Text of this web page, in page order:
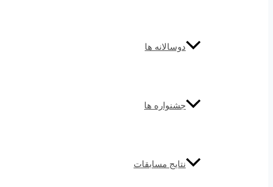
دوسالانه ها
جشنواره ها
نتایج مسابقات